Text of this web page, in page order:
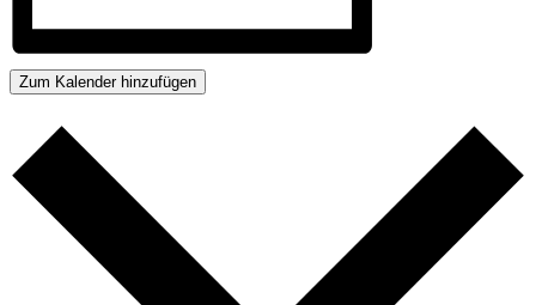
Zum Kalender hinzufügen